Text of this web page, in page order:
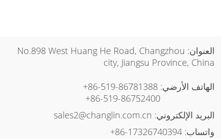
العنوان: No.898 West Huang He Road, Changzhou
city, Jiangsu Province, China
الهاتف الأرضي:+86-519-86781388
+86-519-86752400
البريد الإلكتروني: sales2@changlin.com.cn
واتساب:+86-17326740394